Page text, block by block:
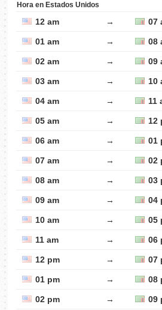
Hora en Estados Unidos
12 am → 07
01 am → 08
02 am → 09
03 am → 10
04 am → 11
05 am → 12
06 am → 01
07 am → 02
08 am → 03
09 am → 04
10 am → 05
11 am → 06
12 pm → 07
01 pm → 08
02 pm → 09